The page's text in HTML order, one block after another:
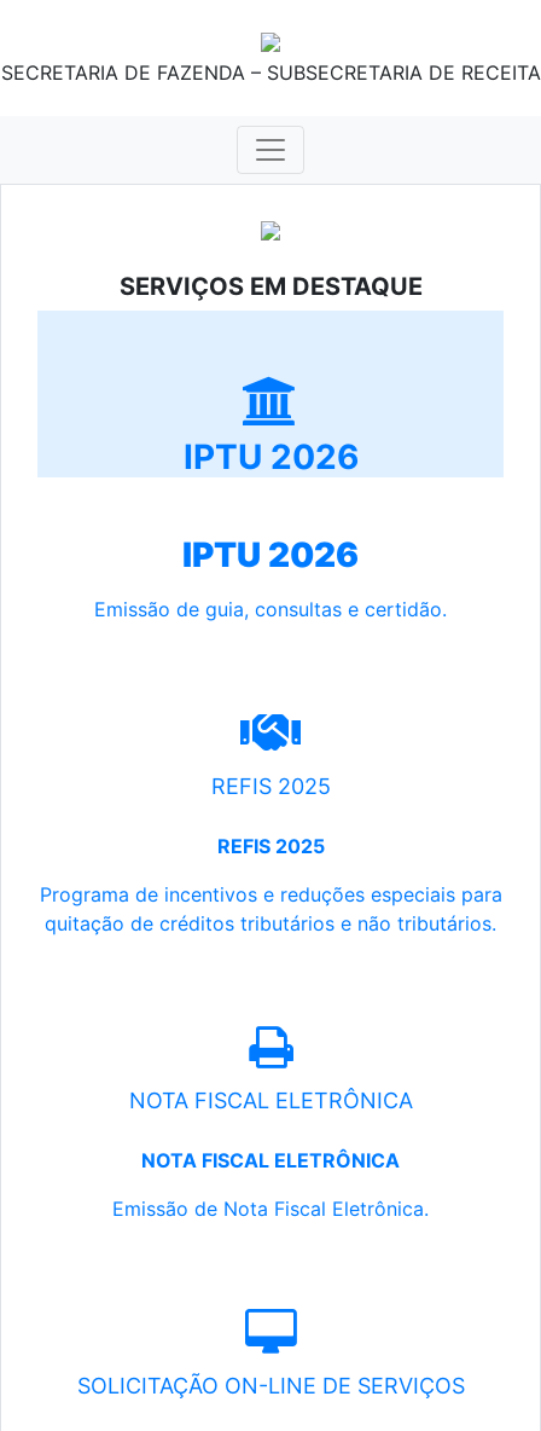
SECRETARIA DE FAZENDA – SUBSECRETARIA DE RECEITA
SERVIÇOS EM DESTAQUE
IPTU 2026
IPTU 2026
Emissão de guia, consultas e certidão.
REFIS 2025
REFIS 2025
Programa de incentivos e reduções especiais para
quitação de créditos tributários e não tributários.
NOTA FISCAL ELETRÔNICA
NOTA FISCAL ELETRÔNICA
Emissão de Nota Fiscal Eletrônica.
SOLICITAÇÃO ON-LINE DE SERVIÇOS